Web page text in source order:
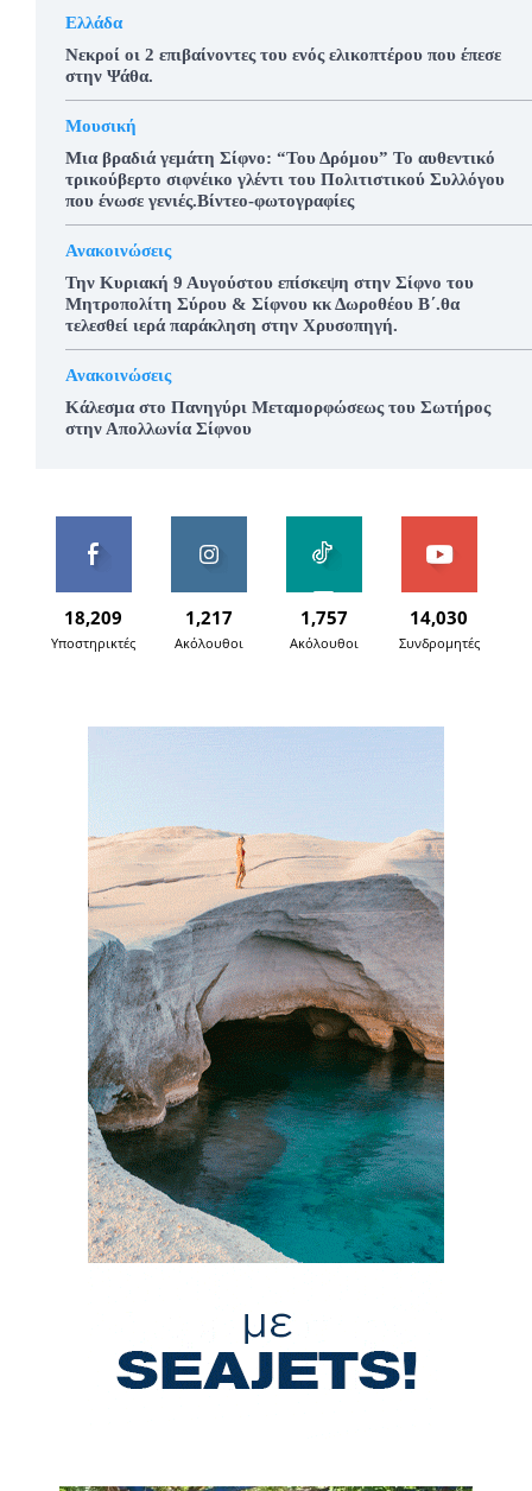
Ελλάδα
Νεκροί οι 2 επιβαίνοντες του ενός ελικοπτέρου που έπεσε
στην Ψάθα.
Μουσική
Μια βραδιά γεμάτη Σίφνο: “Του Δρόμου” Το αυθεντικό
τρικούβερτο σιφνέικο γλέντι του Πολιτιστικού Συλλόγου
που ένωσε γενιές.Βίντεο-φωτογραφίες
Ανακοινώσεις
Την Κυριακή 9 Αυγούστου επίσκεψη στην Σίφνο του
Μητροπολίτη Σύρου & Σίφνου κκ Δωροθέου Β΄.θα
τελεσθεί ιερά παράκληση στην Χρυσοπηγή.
Ανακοινώσεις
Κάλεσμα στο Πανηγύρι Μεταμορφώσεως του Σωτήρος
στην Απολλωνία Σίφνου
18,209
Υποστηρικτές
1,217
Ακόλουθοι
1,757
Ακόλουθοι
14,030
Συνδρομητές